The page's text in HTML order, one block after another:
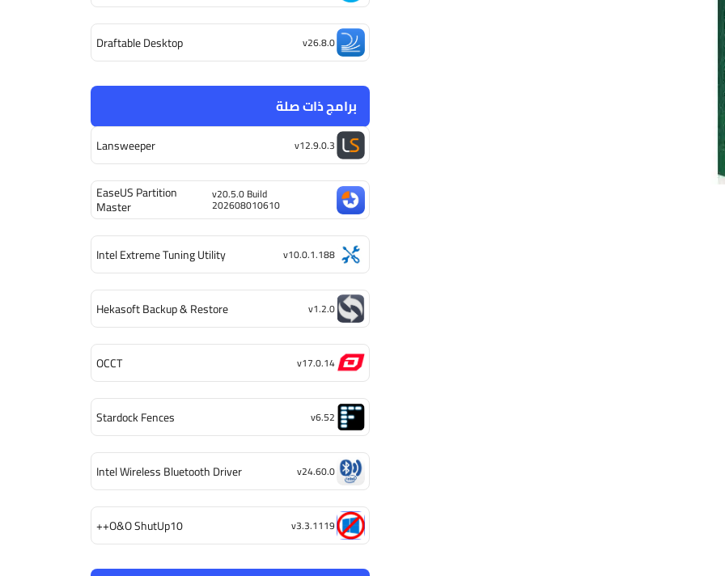
Draftable Desktop v26.8.0
برامج ذات صلة
Lansweeper v12.9.0.3
EaseUS Partition
Master
v20.5.0 Build
202608010610
Intel Extreme Tuning Utility v10.0.1.188
Hekasoft Backup & Restore v1.2.0
OCCT v17.0.14
Stardock Fences v6.52
Intel Wireless Bluetooth Driver v24.60.0
O&O ShutUp10++ v3.3.1119